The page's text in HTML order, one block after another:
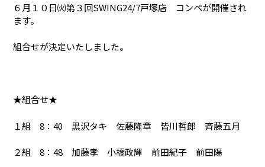
６月１０日㈫第３回SWING24/7戸塚店 コンペが開催され
ます。
組合せが決定いたしました。
★組合せ★
１組 8：40 黒沢タキ 佐藤隆章 皆川哲郎 斉藤五月
２組 8：48 加藤孝 小橋政輝 前田紀子 前田陽